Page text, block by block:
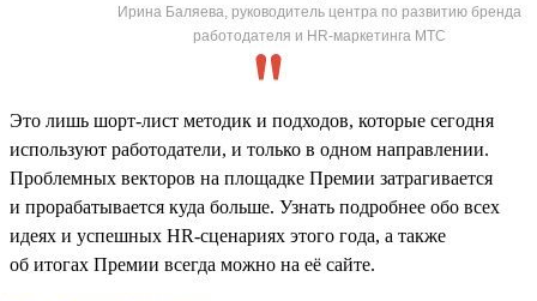
Ирина Баляева, руководитель центра по развитию бренда
работодателя и HR-маркетинга МТС
Это лишь шорт-лист методик и подходов, которые сегодня
используют работодатели, и только в одном направлении.
Проблемных векторов на площадке Премии затрагивается
и прорабатывается куда больше. Узнать подробнее обо всех
идеях и успешных HR-сценариях этого года, а также
об итогах Премии всегда можно на её сайте.